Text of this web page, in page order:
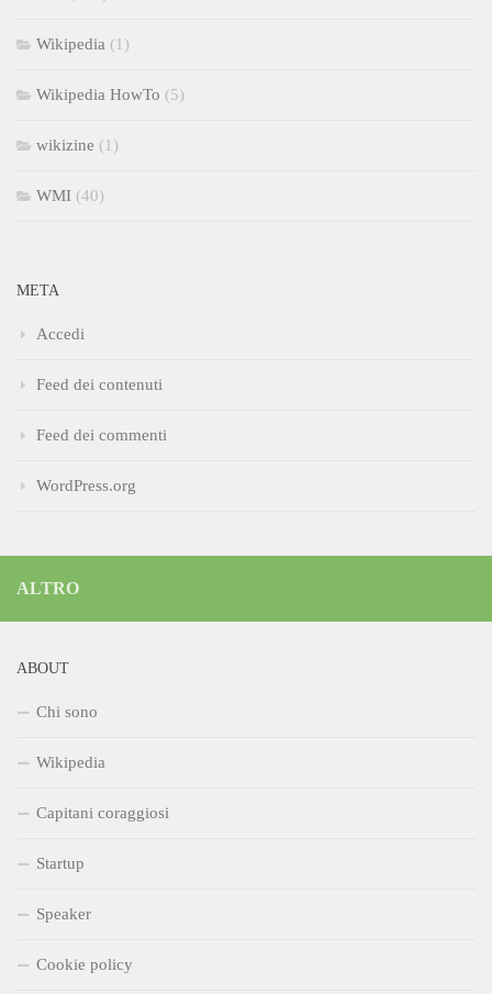
Wikipedia (1)
Wikipedia HowTo (5)
wikizine (1)
WMI (40)
META
Accedi
Feed dei contenuti
Feed dei commenti
WordPress.org
ALTRO
ABOUT
Chi sono
Wikipedia
Capitani coraggiosi
Startup
Speaker
Cookie policy